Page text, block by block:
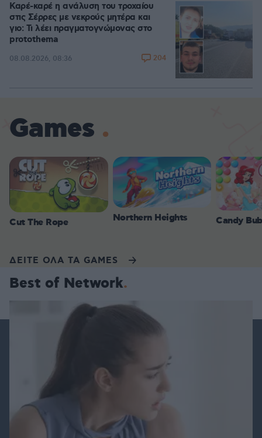
Καρέ-καρέ η ανάλυση του τροχαίου
στις Σέρρες με νεκρούς μητέρα και
γιο: Τι λέει πραγματογνώμονας στο
protothema
08.08.2026, 08:36 204
Games
Cut The Rope Northern Heights Candy
ΔΕΙΤΕ ΟΛΑ ΤΑ GAMES
Best of Network